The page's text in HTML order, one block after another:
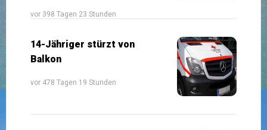
vor 398 Tagen 23 Stunden
14-Jähriger stürzt von
Balkon
vor 478 Tagen 19 Stunden